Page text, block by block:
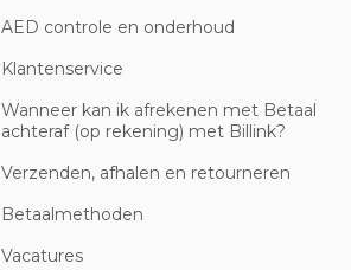
AED controle en onderhoud
Klantenservice
Wanneer kan ik afrekenen met Betaal
achteraf (op rekening) met Billink?
Verzenden, afhalen en retourneren
Betaalmethoden
Vacatures